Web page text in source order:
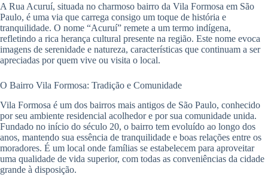
A Rua Acuruí, situada no charmoso bairro da Vila Formosa em São
Paulo, é uma via que carrega consigo um toque de história e
tranquilidade. O nome “Acuruí” remete a um termo indígena,
refletindo a rica herança cultural presente na região. Este nome evoca
imagens de serenidade e natureza, características que continuam a ser
apreciadas por quem vive ou visita o local.
O Bairro Vila Formosa: Tradição e Comunidade
Vila Formosa é um dos bairros mais antigos de São Paulo, conhecido
por seu ambiente residencial acolhedor e por sua comunidade unida.
Fundado no início do século 20, o bairro tem evoluído ao longo dos
anos, mantendo sua essência de tranquilidade e boas relações entre os
moradores. É um local onde famílias se estabelecem para aproveitar
uma qualidade de vida superior, com todas as conveniências da cidade
grande à disposição.